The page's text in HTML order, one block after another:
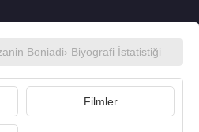
Boniadi› Biyografi İstatistiği
Filmler